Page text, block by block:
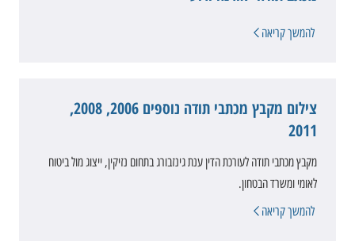
להמשך קריאה
צילום מקבץ מכתבי תודה נוספים 2006, 2008,
2011
מקבץ מכתבי תודה לעורכת הדין ענת גינזבורג בתחום נזיקין, ייצוג מול ביטוח
לאומי ומשרד הבטחון.
להמשך קריאה